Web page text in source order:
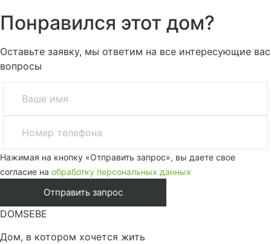
Понравился этот дом?
Оставьте заявку, мы ответим на все интересующие вас
вопросы
Нажимая на кнопку «Отправить запрос», вы даете свое
согласие на обработку персональных данных
DOMSEBE
Дом, в котором хочется жить